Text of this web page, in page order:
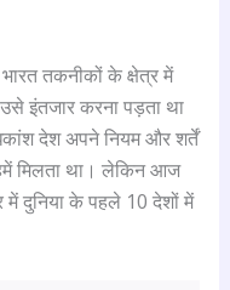
तकनीकों के क्षेत्र में
इंतजार करना पड़ता था
देश अपने नियम और शर्तें
मिलता था। लेकिन आज
में दुनिया के पहले 10 देशों में